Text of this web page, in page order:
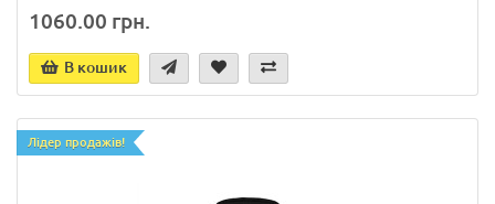
1060.00 грн.
В кошик
Лідер продажів!